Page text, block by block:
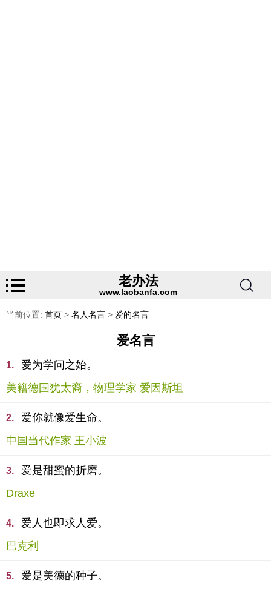
老办法
www.laobanfa.com
当前位置: 首页 > 名人名言 > 爱的名言
爱名言
1.
爱为学问之始。
美籍德国犹太裔，物理学家 爱因斯坦
2.
爱你就像爱生命。
中国当代作家 王小波
3.
爱是甜蜜的折磨。
Draxe
4.
爱人也即求人爱。
巴克利
5.
爱是美德的种子。